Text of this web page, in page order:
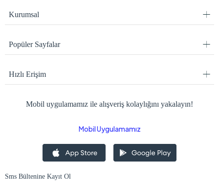
Kurumsal
Popüler Sayfalar
Hızlı Erişim
Mobil uygulamamız ile alışveriş kolaylığını yakalayın!
Mobil Uygulamamız
Sms Bültenine Kayıt Ol